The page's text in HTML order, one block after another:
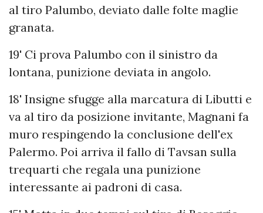
al tiro Palumbo, deviato dalle folte maglie
granata.
19' Ci prova Palumbo con il sinistro da
lontana, punizione deviata in angolo.
18' Insigne sfugge alla marcatura di Libutti e
va al tiro da posizione invitante, Magnani fa
muro respingendo la conclusione dell'ex
Palermo. Poi arriva il fallo di Tavsan sulla
trequarti che regala una punizione
interessante ai padroni di casa.